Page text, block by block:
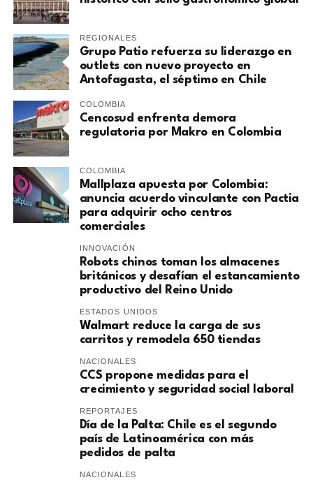
REGIONALES
Grupo Patio refuerza su liderazgo en
outlets con nuevo proyecto en
Antofagasta, el séptimo en Chile
COLOMBIA
Cencosud enfrenta demora
regulatoria por Makro en Colombia
COLOMBIA
Mallplaza apuesta por Colombia:
anuncia acuerdo vinculante con Pactia
para adquirir ocho centros
comerciales
INNOVACIÓN
Robots chinos toman los almacenes
británicos y desafían el estancamiento
productivo del Reino Unido
ESTADOS UNIDOS
Walmart reduce la carga de sus
carritos y remodela 650 tiendas
NACIONALES
CCS propone medidas para el
crecimiento y seguridad social laboral
REPORTAJES
Día de la Palta: Chile es el segundo
país de Latinoamérica con más
pedidos de palta
NACIONALES